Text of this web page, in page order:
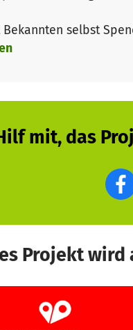
selbst
mit, das
Projekt